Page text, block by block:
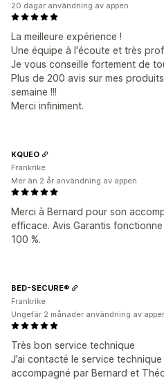
La meilleure expérience !
Une équipe à l'écoute et très
Je vous conseille fortement de
Plus de 200 avis sur mes
semaine !!!
Merci infiniment.
20 dagar användning av appen
Merci à Bernard pour son
efficace. Avis Garantis
100 %.
KQUEO
Frankrike
Mer än 2 år användning av appen
Très bon service technique
J’ai contacté le service technique
accompagné par Bernard et
BED-SECURE®
Frankrike
Ungefär 2 månader användning av